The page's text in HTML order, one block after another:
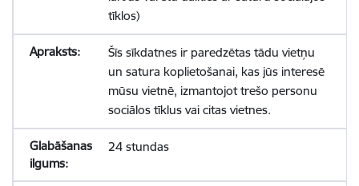
tīklos)
Šīs sīkdatnes ir paredzētas tādu vietņu
un satura koplietošanai, kas jūs interesē
mūsu vietnē, izmantojot trešo personu
sociālos tīklus vai citas vietnes.
24 stundas